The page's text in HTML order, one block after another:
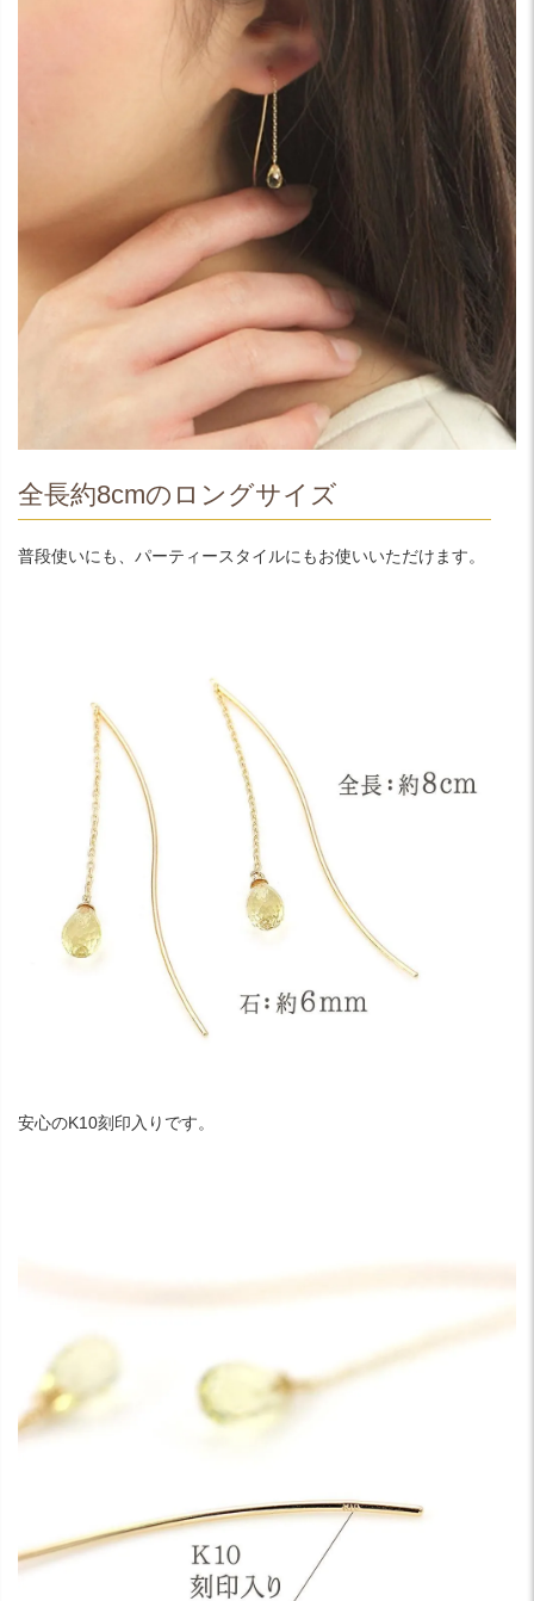
全長約8cmのロングサイズ
普段使いにも、パーティースタイルにもお使いいただけます。
安心のK10刻印入りです。